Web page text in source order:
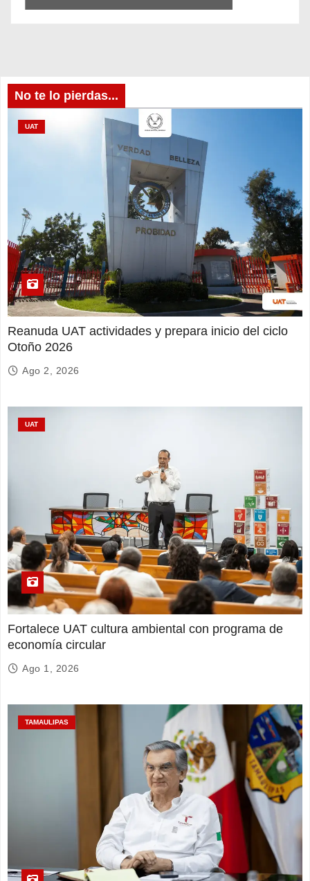
No te lo pierdas...
UAT
Reanuda UAT actividades y prepara inicio del ciclo
Otoño 2026
Ago 2, 2026
UAT
Fortalece UAT cultura ambiental con programa de
economía circular
Ago 1, 2026
TAMAULIPAS